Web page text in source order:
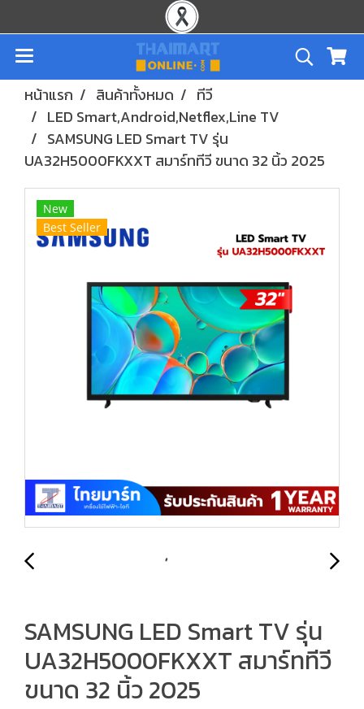
หน้าแรก สินค้าทั้งหมด
ทีวี
LED Smart,Android,Netflex,Line TV
SAMSUNG LED Smart TV รุ่น
UA32H5000FKXXT สมาร์ททีวี ขนาด 32 นิ้ว 2025
New
Best Seller
SAMSUNG LED Smart TV รุ่น
UA32H5000FKXXT สมาร์ททีวี
ขนาด 32 นิ้ว 2025